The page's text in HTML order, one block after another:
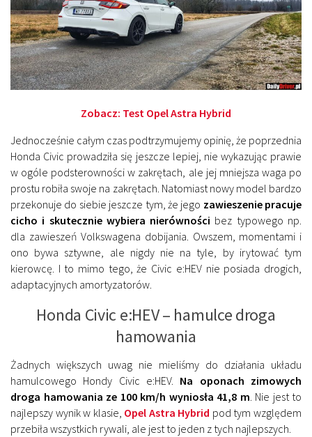
Zobacz: Test Opel Astra Hybrid
Jednocześnie całym czas podtrzymujemy opinię, że poprzednia
Honda Civic prowadziła się jeszcze lepiej, nie wykazując prawie
w ogóle podsterowności w zakrętach, ale jej mniejsza waga po
prostu robiła swoje na zakrętach. Natomiast nowy model bardzo
przekonuje do siebie jeszcze tym, że jego zawieszenie pracuje
cicho i skutecznie wybiera nierówności bez typowego np.
dla zawieszeń Volkswagena dobijania. Owszem, momentami i
ono bywa sztywne, ale nigdy nie na tyle, by irytować tym
kierowcę. I to mimo tego, że Civic e:HEV nie posiada drogich,
adaptacyjnych amortyzatorów.
Honda Civic e:HEV – hamulce droga
hamowania
Żadnych większych uwag nie mieliśmy do działania układu
hamulcowego Hondy Civic e:HEV. Na oponach zimowych
droga hamowania ze 100 km/h wyniosła 41,8 m . Nie jest to
najlepszy wynik w klasie, Opel Astra Hybrid pod tym względem
przebiła wszystkich rywali, ale jest to jeden z tych najlepszych.